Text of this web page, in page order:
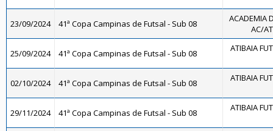
23/09/2024 41ª Copa Campinas de Futsal - Sub 08
ACADEMIA
AC/
25/09/2024 41ª Copa Campinas de Futsal - Sub 08 ATIBAIA
02/10/2024 41ª Copa Campinas de Futsal - Sub 08 ATIBAIA
29/11/2024 41ª Copa Campinas de Futsal - Sub 08 ATIBAIA